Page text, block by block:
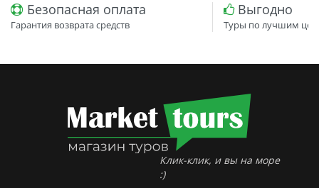
Безопасная оплата
Гарантия возврата средств
Выгодно
Туры по лучшим
Клик-клик, и вы на море
:)